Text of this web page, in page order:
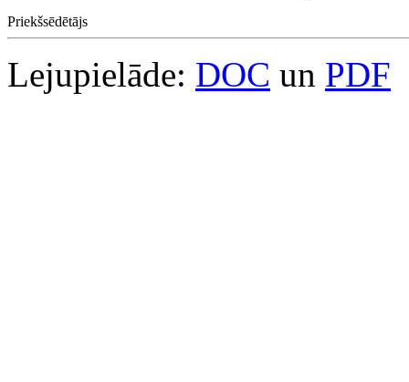
Priekšsēdētājs
Lejupielāde: DOC un PDF